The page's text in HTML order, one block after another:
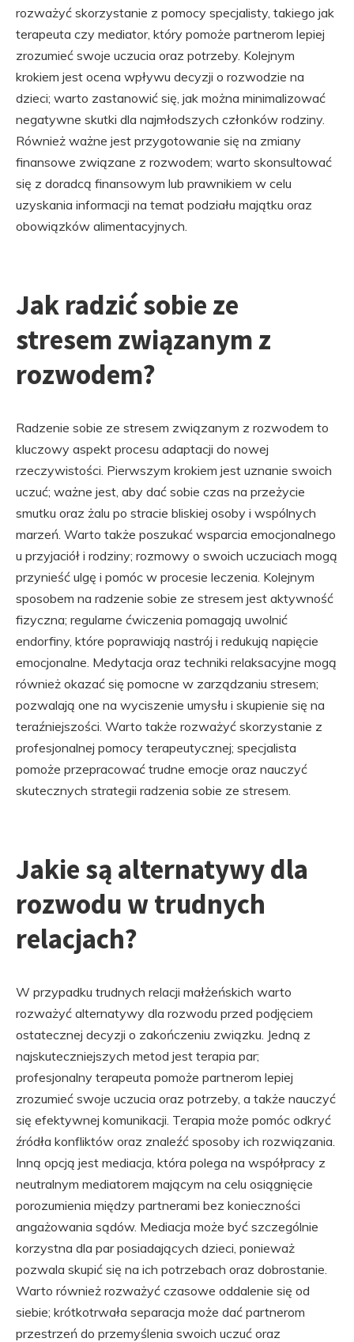
rozważyć skorzystanie z pomocy specjalisty, takiego jak
terapeuta czy mediator, który pomoże partnerom lepiej
zrozumieć swoje uczucia oraz potrzeby. Kolejnym
krokiem jest ocena wpływu decyzji o rozwodzie na
dzieci; warto zastanowić się, jak można minimalizować
negatywne skutki dla najmłodszych członków rodziny.
Również ważne jest przygotowanie się na zmiany
finansowe związane z rozwodem; warto skonsultować
się z doradcą finansowym lub prawnikiem w celu
uzyskania informacji na temat podziału majątku oraz
obowiązków alimentacyjnych.
Jak radzić sobie ze
stresem związanym z
rozwodem?
Radzenie sobie ze stresem związanym z rozwodem to
kluczowy aspekt procesu adaptacji do nowej
rzeczywistości. Pierwszym krokiem jest uznanie swoich
uczuć; ważne jest, aby dać sobie czas na przeżycie
smutku oraz żalu po stracie bliskiej osoby i wspólnych
marzeń. Warto także poszukać wsparcia emocjonalnego
u przyjaciół i rodziny; rozmowy o swoich uczuciach mogą
przynieść ulgę i pomóc w procesie leczenia. Kolejnym
sposobem na radzenie sobie ze stresem jest aktywność
fizyczna; regularne ćwiczenia pomagają uwolnić
endorfiny, które poprawiają nastrój i redukują napięcie
emocjonalne. Medytacja oraz techniki relaksacyjne mogą
również okazać się pomocne w zarządzaniu stresem;
pozwalają one na wyciszenie umysłu i skupienie się na
teraźniejszości. Warto także rozważyć skorzystanie z
profesjonalnej pomocy terapeutycznej; specjalista
pomoże przepracować trudne emocje oraz nauczyć
skutecznych strategii radzenia sobie ze stresem.
Jakie są alternatywy dla
rozwodu w trudnych
relacjach?
W przypadku trudnych relacji małżeńskich warto
rozważyć alternatywy dla rozwodu przed podjęciem
ostatecznej decyzji o zakończeniu związku. Jedną z
najskuteczniejszych metod jest terapia par;
profesjonalny terapeuta pomoże partnerom lepiej
zrozumieć swoje uczucia oraz potrzeby, a także nauczyć
się efektywnej komunikacji. Terapia może pomóc odkryć
źródła konfliktów oraz znaleźć sposoby ich rozwiązania.
Inną opcją jest mediacja, która polega na współpracy z
neutralnym mediatorem mającym na celu osiągnięcie
porozumienia między partnerami bez konieczności
angażowania sądów. Mediacja może być szczególnie
korzystna dla par posiadających dzieci, ponieważ
pozwala skupić się na ich potrzebach oraz dobrostanie.
Warto również rozważyć czasowe oddalenie się od
siebie; krótkotrwała separacja może dać partnerom
przestrzeń do przemyślenia swoich uczuć oraz